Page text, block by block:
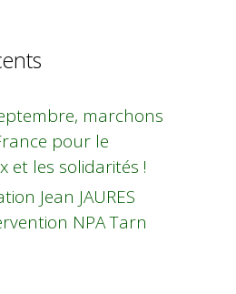
marchons
pour le
et les solidarités !
Jean JAURES
NPA Tarn